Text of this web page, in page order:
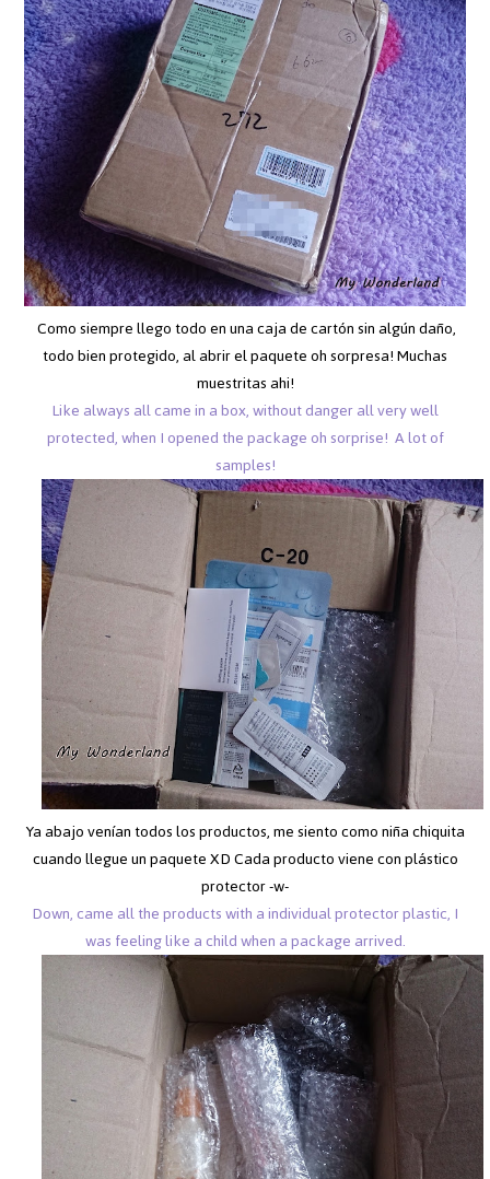
Como siempre llego todo en una caja de cartón sin algún daño,
todo bien protegido, al abrir el paquete oh sorpresa! Muchas
muestritas ahi!
Like always all came in a box, without danger all very well
protected, when I opened the package oh sorprise! A lot of
samples!
Ya abajo venían todos los productos, me siento como niña chiquita
cuando llegue un paquete XD Cada producto viene con plástico
protector -w-
Down, came all the products with a individual protector plastic, I
was feeling like a child when a package arrived.